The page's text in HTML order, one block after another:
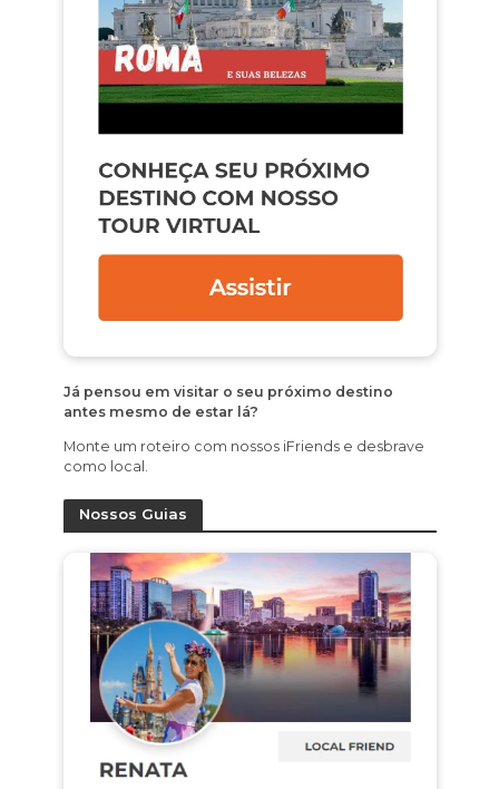
Já pensou em visitar o seu próximo destino
antes mesmo de estar lá?
Monte um roteiro com nossos iFriends e desbrave
como local.
Nossos Guias